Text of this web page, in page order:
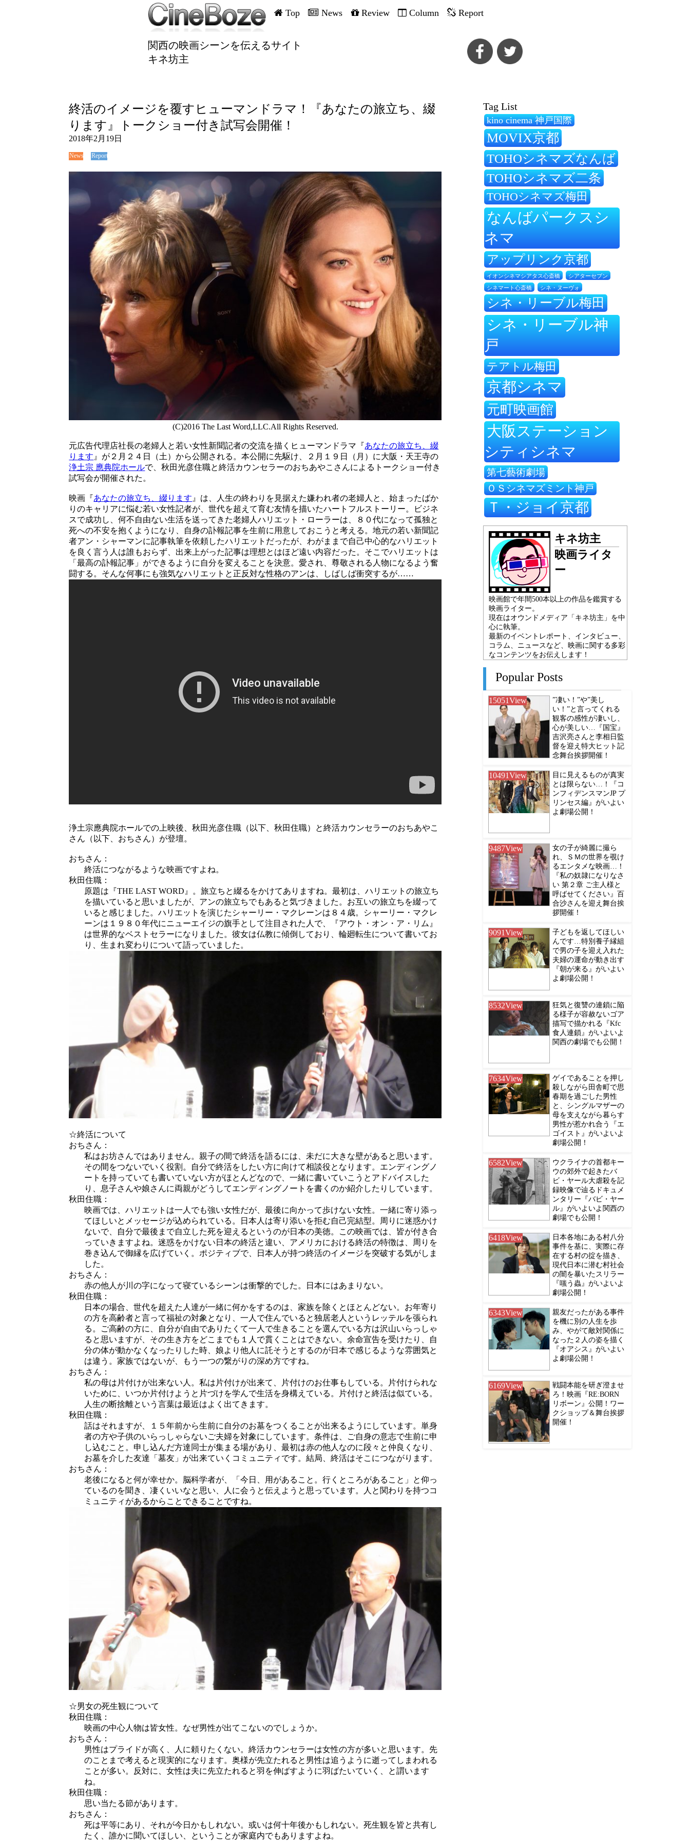
Top News Review Column Report
関西の映画シーンを伝えるサイト
キネ坊主
終活のイメージを覆すヒューマンドラマ！『あなたの旅立ち、綴
ります』トークショー付き試写会開催！
2018年2月19日
News Report
(C)2016 The Last Word,LLC.All Rights Reserved.
元広告代理店社長の老婦人と若い女性新聞記者の交流を描くヒューマンドラマ『あなたの旅立ち、綴
ります 』が２月２４日（土）から公開される。本公開に先駆け、２月１９日（月）に大阪・天王寺の
浄土宗 應典院ホールで、秋田光彦住職と終活カウンセラーのおちあやこさんによるトークショー付き
試写会が開催された。
映画『あなたの旅立ち、綴ります 』は、人生の終わりを見据えた嫌われ者の老婦人と、始まったばか
りのキャリアに悩む若い女性記者が、世代を超えて育む友情を描いたハートフルストーリー。ビジネ
スで成功し、何不自由ない生活を送ってきた老婦人ハリエット・ローラーは、８０代になって孤独と
死への不安を抱くようになり、自身の訃報記事を生前に用意しておこうと考える。地元の若い新聞記
者アン・シャーマンに記事執筆を依頼したハリエットだったが、わがままで自己中心的なハリエット
を良く言う人は誰もおらず、出来上がった記事は理想とはほど遠い内容だった。そこでハリエットは
「最高の訃報記事」ができるように自分を変えることを決意。愛され、尊敬される人物になるよう奮
闘する。そんな何事にも強気なハリエットと正反対な性格のアンは、しばしば衝突するが……
浄土宗應典院ホールでの上映後、秋田光彦住職（以下、秋田住職）と終活カウンセラーのおちあやこ
さん（以下、おちさん）が登壇。
おちさん：
終活につながるような映画ですよね。
秋田住職：
原題は『THE LAST WORD』。旅立ちと綴るをかけてありますね。最初は、ハリエットの旅立ち
を描いていると思いましたが、アンの旅立ちでもあると気づきました。お互いの旅立ちを綴って
いると感じました。ハリエットを演じたシャーリー・マクレーンは８４歳。シャーリー・マクレ
ーンは１９８０年代にニューエイジの旗手として注目された人で、『アウト・オン・ア・リム』
は世界的なベストセラーになりました。彼女は仏教に傾倒しており、輪廻転生について書いてお
り、生まれ変わりについて語っていました。
☆終活について
おちさん：
私はお坊さんではありません。親子の間で終活を語るには、未だに大きな壁があると思います。
その間をつないでいく役割。自分で終活をしたい方に向けて相談役となります。エンディングノ
ートを持っていても書いていない方がほとんどなので、一緒に書いていこうとアドバイスした
り、息子さんや娘さんに両親がどうしてエンディングノートを書くのか紹介したりしています。
秋田住職：
映画では、ハリエットは一人でも強い女性だが、最後に向かって歩けない女性。一緒に寄り添っ
てほしいとメッセージが込められている。日本人は寄り添いを拒む自己完結型。周りに迷惑かけ
ないで、自分で最後まで自立した死を迎えるというのが日本の美徳。この映画では、皆が付き合
っていきますよね。迷惑をかけない日本の終活と違い、アメリカにおける終活の特徴は、周りを
巻き込んで御縁を広げていく。ポジティブで、日本人が持つ終活のイメージを突破する気がしま
した。
おちさん：
赤の他人が川の字になって寝ているシーンは衝撃的でした。日本にはあまりない。
秋田住職：
日本の場合、世代を超えた人達が一緒に何かをするのは、家族を除くとほとんどない。お年寄り
の方を高齢者と言って福祉の対象となり、一人で住んでいると独居老人というレッテルを張られ
る。ご高齢の方に、自分が自由でありたくて一人で生きることを選んでいる方は沢山いらっしゃ
ると思いますが、その生き方をどこまでも１人で貫くことはできない。余命宣告を受けたり、自
分の体が動かなくなったりした時、娘より他人に託そうとするのが日本で感じるような雰囲気と
は違う。家族ではないが、もう一つの繋がりの深め方ですね。
おちさん：
私の母は片付けが出来ない人。私は片付けが出来て、片付けのお仕事もしている。片付けられな
いために、いつか片付けようと片づけを学んで生活を身構えている。片付けと終活は似ている。
人生の断捨離という言葉は最近はよく出てきます。
秋田住職：
話はそれますが、１５年前から生前に自分のお墓をつくることが出来るようにしています。単身
者の方や子供のいらっしゃらないご夫婦を対象にしています。条件は、ご自身の意志で生前に申
し込むこと。申し込んだ方達同士が集まる場があり、最初は赤の他人なのに段々と仲良くなり、
お墓を介した友達「墓友」が出来ていくコミュニティです。結局、終活はそこにつながります。
おちさん：
老後になると何が幸せか。脳科学者が、「今日、用があること。行くところがあること」と仰っ
ているのを聞き、凄くいいなと思い、人に会うと伝えようと思っています。人と関わりを持つコ
ミュニティがあるからことできることですね。
☆男女の死生観について
秋田住職：
映画の中心人物は皆女性。なぜ男性が出てこないのでしょうか。
おちさん：
男性はプライドが高く、人に頼りたくない。終活カウンセラーは女性の方が多いと思います。先
のことまで考えると現実的になります。奥様が先立たれると男性は追うように逝ってしまわれる
ことが多い。反対に、女性は夫に先立たれると羽を伸ばすように羽ばたいていく、と謂います
ね。
秋田住職：
思い当たる節があります。
おちさん：
死は平等にあり、それが今日かもしれない。或いは何十年後かもしれない。死生観を皆と共有し
たく、誰かに聞いてほしい、ということが家庭内でもありますよね。
Tag List
kino cinema 神戸国際
MOVIX京都
TOHOシネマズなんば
TOHOシネマズ二条
TOHOシネマズ梅田
なんばパークスシ
ネマ
アップリンク京都
イオンシネマシアタス心斎橋 シアターセブン
シネマート心斎橋 シネ・ヌーヴォ
シネ・リーブル梅田
シネ・リーブル神
戸
テアトル梅田
京都シネマ
元町映画館
大阪ステーション
シティシネマ
第七藝術劇場
ＯＳシネマズミント神戸
Ｔ・ジョイ京都
キネ坊主
映画ライタ
ー
映画館で年間500本以上の作品を鑑賞する
映画ライター。
現在はオウンドメディア「キネ坊主」を中
心に執筆。
最新のイベントレポート、インタビュー、
コラム、ニュースなど、映画に関する多彩
なコンテンツをお伝えします！
Popular Posts
15051View
”凄い！”や”美し
い！”と言ってくれる
観客の感性が凄いし、
心が美しい…『国宝』
吉沢亮さんと李相日監
督を迎え特大ヒット記
念舞台挨拶開催！
10491View
目に見えるものが真実
とは限らない…！『コ
ンフィデンスマンJP プ
リンセス編』がいよい
よ劇場公開！
9487View
女の子が綺麗に撮ら
れ、ＳＭの世界を覗け
るエンタメな映画…！
『私の奴隷になりなさ
い 第２章 ご主人様と
呼ばせてください』百
合沙さんを迎え舞台挨
拶開催！
9091View
子どもを返してほしい
んです…特別養子縁組
で男の子を迎え入れた
夫婦の運命が動き出す
『朝が来る』がいよい
よ劇場公開！
8532View
狂気と復讐の連鎖に陥
る様子が容赦ないゴア
描写で描かれる『Kfc
食人連鎖』がいよいよ
関西の劇場でも公開！
7634View
ゲイであることを押し
殺しながら田舎町で思
春期を過ごした男性
と、シングルマザーの
母を支えながら暮らす
男性が惹かれ合う『エ
ゴイスト』がいよいよ
劇場公開！
6582View
ウクライナの首都キー
ウの郊外で起きたバ
ビ・ヤール大虐殺を記
録映像で辿るドキュメ
ンタリー『バビ・ヤー
ル』がいよいよ関西の
劇場でも公開！
6418View
日本各地にある村八分
事件を基に、実際に存
在する村の掟を描き、
現代日本に潜む村社会
の闇を暴いたスリラー
『嗤う蟲』がいよいよ
劇場公開！
6343View
親友だったがある事件
を機に別の人生を歩
み、やがて敵対関係に
なった２人の姿を描く
『オアシス』がいよい
よ劇場公開！
6169View
戦闘本能を研ぎ澄ませ
ろ！映画『RE:BORN
リボーン』公開！ワー
クショップ＆舞台挨拶
開催！